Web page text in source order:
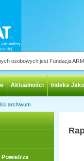
osobowych jest Fundacja
Aktualności Indeks
archiwum
Powietrza